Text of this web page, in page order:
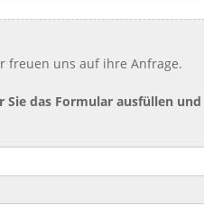
freuen uns auf ihre Anfrage.
Sie das Formular ausfüllen